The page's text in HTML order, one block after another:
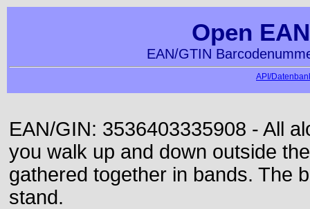
Open
EAN/GTIN
API/
EAN/GIN: 3536403335908 - All
you walk up and down outside
gathered together in bands. The
stand.